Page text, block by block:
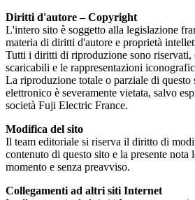
Diritti d'autore – Copyright
L'intero sito è soggetto alla legislazione
materia di diritti d'autore e proprietà
Tutti i diritti di riproduzione sono riservati,
scaricabili e le rappresentazioni
La riproduzione totale o parziale di questo
elettronico è severamente vietata, salvo
società Fuji Electric France.
Modifica del sito
Il team editoriale si riserva il diritto di
contenuto di questo sito e la presente nota
momento e senza preavviso.
Collegamenti ad altri siti Internet